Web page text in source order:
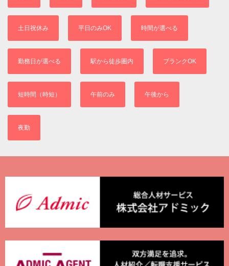
土日祝休み 平日のみOK 時間が選べる
勤務日が選べる 駅から徒歩圏内 ブランクOK
短時間（時短） 午前のみ 午後から
夜勤